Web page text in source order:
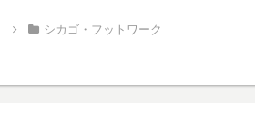
シカゴ・フットワーク